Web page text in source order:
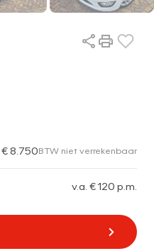
€ 8.750BTW niet verrekenbaar
v.a. € 120 p.m.